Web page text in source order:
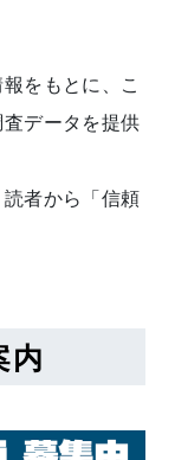
をもとに、こ
データを提供
者から「信頼
内